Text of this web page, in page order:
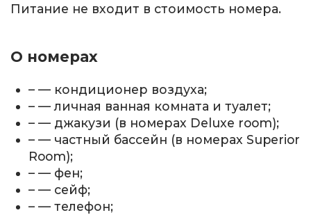
Питание не входит в стоимость номера.
О номерах
– — кондиционер воздуха;
– — личная ванная комната и туалет;
– — джакузи (в номерах Deluxe room);
– — частный бассейн (в номерах Superior
Room);
– — фен;
– — сейф;
– — телефон;